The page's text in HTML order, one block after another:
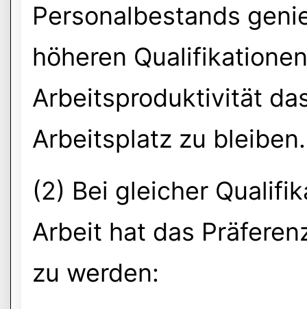
Personalbestands
höheren
Arbeitsproduktivität
Arbeitsplatz zu bleiben.
(2) Bei gleicher
Arbeit hat das
zu werden: